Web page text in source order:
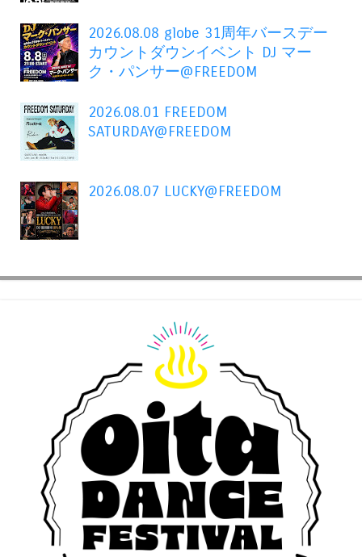
2026.08.08 globe 31周年バースデー
カウントダウンイベント DJ マー
ク・パンサー@FREEDOM
2026.08.01 FREEDOM
SATURDAY@FREEDOM
2026.08.07 LUCKY@FREEDOM